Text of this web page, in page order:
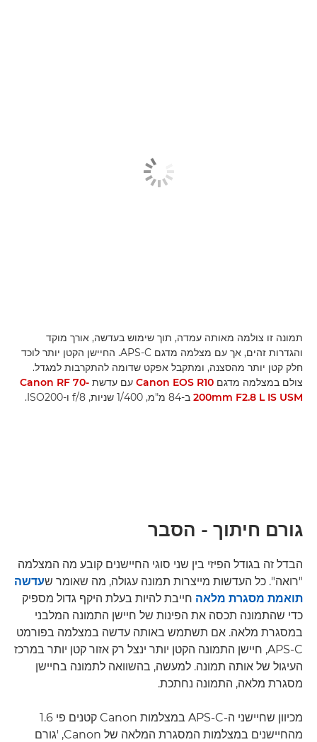
תמונה זו צולמה מאותה עמדה, תוך שימוש בעדשה, אורך מוקד
והגדרות זהים, אך עם מצלמה מדגם APS-C. החיישן הקטן יותר לוכד
חלק קטן יותר מהסצנה, ומתקבל אפקט שדומה להתקרבות למגדל.
צולם במצלמה מדגם Canon EOS R10 עם עדשת Canon RF 70-
200mm F2.8 L IS USM ב-84 מ"מ, 1/400 שניות, f/8 ו-ISO200.
גורם חיתוך - הסבר
הבדל זה בגודל הפיזי בין שני סוגי החיישנים קובע מה המצלמה
"רואה". כל העדשות מייצרות תמונה עגולה, מה שאומר שעדשה
תואמת מסגרת מלאה חייבת להיות בעלת היקף גדול מספיק
כדי שהתמונה תכסה את הפינות של חיישן התמונה המלבני
במסגרת מלאה. אם תשתמש באותה עדשה במצלמה בפורמט
APS-C, חיישן התמונה הקטן יותר ינצל רק אזור קטן יותר במרכז
העיגול של אותה תמונה. למעשה, בהשוואה לתמונה בחיישן
מסגרת מלאה, התמונה נחתכת.
מכיוון שחיישני ה-APS-C במצלמות Canon קטנים פי 1.6
מהחיישנים במצלמות המסגרת המלאה של Canon, 'גורם